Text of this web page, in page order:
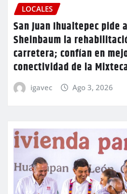
LOCALES
San Juan Ihualtepec pide
Sheinbaum la
carretera; confían en
conectividad de la
igavec Ago 3, 2026